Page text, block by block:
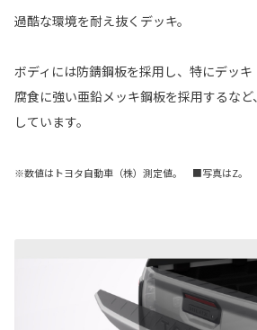
過酷な環境を耐え抜くデッキ。
ボディには防錆鋼板を採用し、特にデッ
腐食に強い亜鉛メッキ鋼板を採用するな
しています。
※数値はトヨタ自動車（株）測定値。 ■写真はZ。